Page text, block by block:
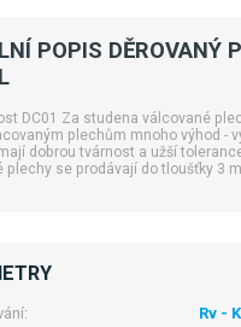
POPIS DĚROVANÝ
DC01 Za studena válcované
plechům mnoho výhod -
dobrou tvárnost a užší
plechy se prodávají do tloušťky 3
Rv -